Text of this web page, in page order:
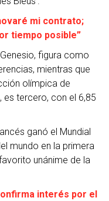
mi contrato;
tiempo posible”
figura como
mientras que
olímpica de
es tercero, con el 6,85
ganó el Mundial
mundo en la primera
unánime de la
interés por el